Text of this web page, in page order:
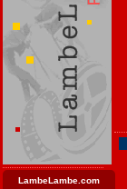
LambeLambe.com